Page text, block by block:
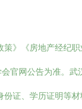
》《房地产经纪
官网公告为准。
证、学历证明等材